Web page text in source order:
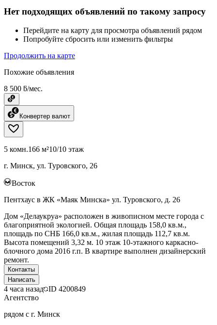
Нет подходящих объявлений по такому запросу
Перейдите на карту для просмотра объявлений рядом
Попробуйте сбросить или изменить фильтры
Продолжить на карте
Похожие объявления
8 500 ƃ/мес.
Конвертер валют
5 комн.166 м²10/10 этаж
г. Минск, ул. Туровского, 26
Восток
Пентхаус в ЖК «Маяк Минска» ул. Туровского, д. 26
Дом «Делаукруа» расположен в живописном месте города с
благоприятной экологией. Общая площадь 158,0 кв.м.,
площадь по СНБ 166,0 кв.м., жилая площадь 112,7 кв.м.
Высота помещений 3,32 м. 10 этаж 10-этажного каркасно-
блочного дома 2016 г.п. В квартире выполнен дизайнерский
ремонт.
Контакты
Написать
4 часа назад ID 4200849
Агентство
рядом с г. Минск